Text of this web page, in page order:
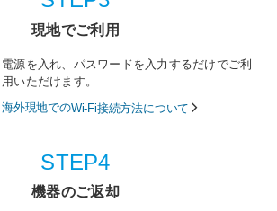
現地でご利用
電源を入れ、パスワードを入力するだけでご利
用いただけます。
海外現地でのWi-Fi接続方法について
STEP4
機器のご返却